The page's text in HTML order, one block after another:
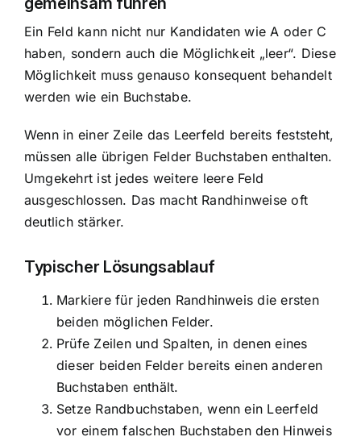
Ein Feld kann nicht nur Kandidaten wie A oder C
haben, sondern auch die Möglichkeit „leer“. Diese
Möglichkeit muss genauso konsequent behandelt
werden wie ein Buchstabe.
Wenn in einer Zeile das Leerfeld bereits feststeht,
müssen alle übrigen Felder Buchstaben enthalten.
Umgekehrt ist jedes weitere leere Feld
ausgeschlossen. Das macht Randhinweise oft
deutlich stärker.
Typischer Lösungsablauf
Markiere für jeden Randhinweis die ersten
beiden möglichen Felder.
Prüfe Zeilen und Spalten, in denen eines
dieser beiden Felder bereits einen anderen
Buchstaben enthält.
Setze Randbuchstaben, wenn ein Leerfeld
vor einem falschen Buchstaben den Hinweis